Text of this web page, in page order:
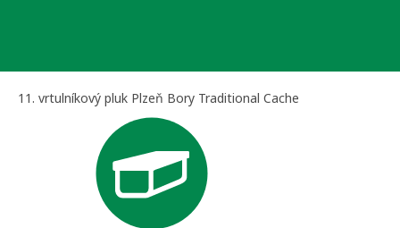
11. vrtulníkový pluk Plzeň Bory Traditional Cache